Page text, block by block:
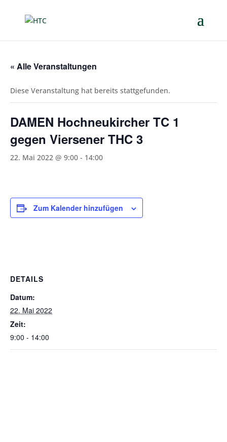
« Alle Veranstaltungen
Diese Veranstaltung hat bereits stattgefunden.
DAMEN Hochneukircher TC 1
gegen Viersener THC 3
22. Mai 2022 @ 9:00 - 14:00
Zum Kalender hinzufügen
DETAILS
Datum:
22. Mai 2022
Zeit:
9:00 - 14:00